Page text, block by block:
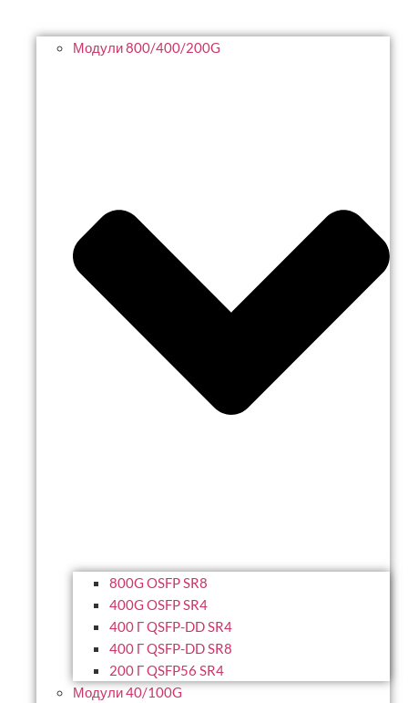
Модули 800/400/200G
800G OSFP SR8
400G OSFP SR4
400 Г QSFP-DD SR4
400 Г QSFP-DD SR8
200 Г QSFP56 SR4
Модули 40/100G